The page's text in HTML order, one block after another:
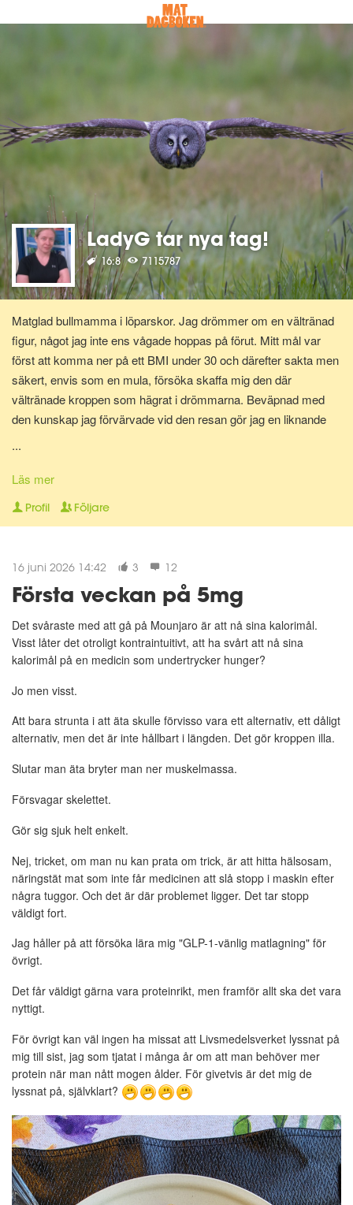
LadyG tar nya tag!
16:8 7115787
Matglad bullmamma i löparskor. Jag drömmer om en vältränad
figur, något jag inte ens vågade hoppas på förut. Mitt mål var
först att komma ner på ett BMI under 30 och därefter sakta men
säkert, envis som en mula, försöka skaffa mig den där
vältränade kroppen som hägrat i drömmarna. Beväpnad med
den kunskap jag förvärvade vid den resan gör jag en liknande
Nu för tiden är jag en av Matdagbokens mentorer, skicka ett
privat meddelande om du vill ha stöd och pepp privat eller om du
...
Läs mer
Profil Följare
16 juni 2026 14:42 3 12
Första veckan på 5mg
Det svåraste med att gå på Mounjaro är att nå sina kalorimål.
Visst låter det otroligt kontraintuitivt, att ha svårt att nå sina
kalorimål på en medicin som undertrycker hunger?
Jo men visst.
Att bara strunta i att äta skulle förvisso vara ett alternativ, ett dåligt
alternativ, men det är inte hållbart i längden. Det gör kroppen illa.
Slutar man äta bryter man ner muskelmassa.
Försvagar skelettet.
Gör sig sjuk helt enkelt.
Nej, tricket, om man nu kan prata om trick, är att hitta hälsosam,
näringstät mat som inte får medicinen att slå stopp i maskin efter
några tuggor. Och det är där problemet ligger. Det tar stopp
väldigt fort.
Jag håller på att försöka lära mig "GLP-1-vänlig matlagning" för
övrigt.
Det får väldigt gärna vara proteinrikt, men framför allt ska det vara
nyttigt.
För övrigt kan väl ingen ha missat att Livsmedelsverket lyssnat på
mig till sist, jag som tjatat i många år om att man behöver mer
protein när man nått mogen ålder. För givetvis är det mig de
lyssnat på, självklart?